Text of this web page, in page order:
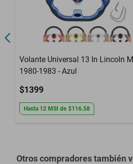
Volante Universal 13 In Lincoln
1980-1983 - Azul
$1399
Hasta 12 MSI de $116.58
Otros compradores también